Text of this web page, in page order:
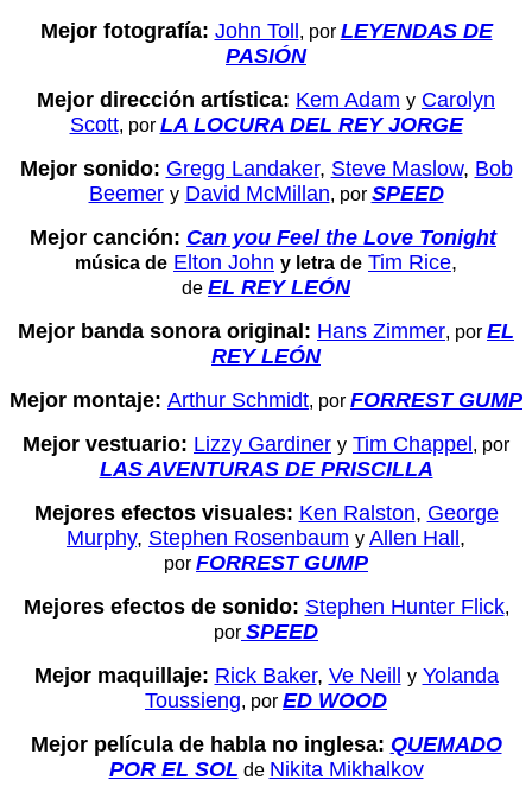
Mejor fotografía: John Toll, por LEYENDAS DE
PASIÓN
Mejor dirección artística: Kem Adam y Carolyn
Scott, por LA LOCURA DEL REY JORGE
Mejor sonido: Gregg Landaker, Steve Maslow, Bob
Beemer y David McMillan, por SPEED
Mejor canción: Can you Feel the Love Tonight
música de Elton John y letra de Tim Rice,
de EL REY LEÓN
Mejor banda sonora original: Hans Zimmer, por EL
REY LEÓN
Mejor montaje: Arthur Schmidt, por FORREST GUMP
Mejor vestuario: Lizzy Gardiner y Tim Chappel, por
LAS AVENTURAS DE PRISCILLA
Mejores efectos visuales: Ken Ralston, George
Murphy, Stephen Rosenbaum y Allen Hall,
por FORREST GUMP
Mejores efectos de sonido: Stephen Hunter Flick,
por SPEED
Mejor maquillaje: Rick Baker, Ve Neill y Yolanda
Toussieng, por ED WOOD
Mejor película de habla no inglesa: QUEMADO
POR EL SOL de Nikita Mikhalkov